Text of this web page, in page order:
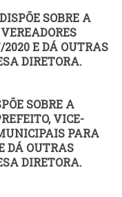
SOBRE A
E DÁ OUTRAS
DIRETORA.
SOBRE A
VICE-
PARA
DÁ OUTRAS
DIRETORA.